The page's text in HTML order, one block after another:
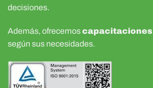
decisiones.
Además, ofrecemoscapacitaciones
según sus necesidades.